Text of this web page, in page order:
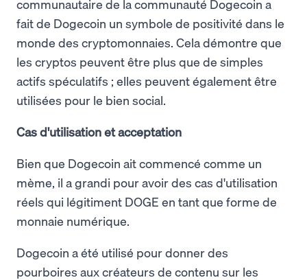
communautaire de la communauté Dogecoin a
fait de Dogecoin un symbole de positivité dans le
monde des cryptomonnaies. Cela démontre que
les cryptos peuvent être plus que de simples
actifs spéculatifs ; elles peuvent également être
utilisées pour le bien social.
Cas d'utilisation et acceptation
Bien que Dogecoin ait commencé comme un
mème, il a grandi pour avoir des cas d'utilisation
réels qui légitiment DOGE en tant que forme de
monnaie numérique.
Dogecoin a été utilisé pour donner des
pourboires aux créateurs de contenu sur les